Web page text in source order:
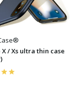
X / Xs ultra thin case